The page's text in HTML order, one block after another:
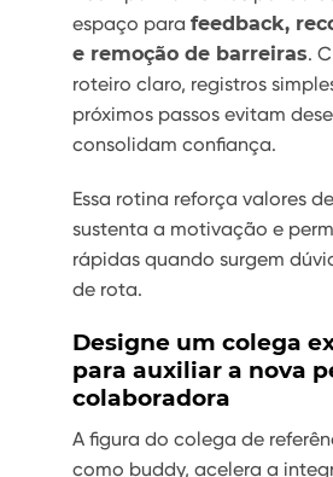
espaço para feedback,
e remoção de barreiras.
roteiro claro, registros
próximos passos evitam
consolidam confiança.
Essa rotina reforça valores
sustenta a motivação e
rápidas quando surgem
de rota.
Designe um colega
para auxiliar a nova
colaboradora
A figura do colega de
como buddy, acelera a